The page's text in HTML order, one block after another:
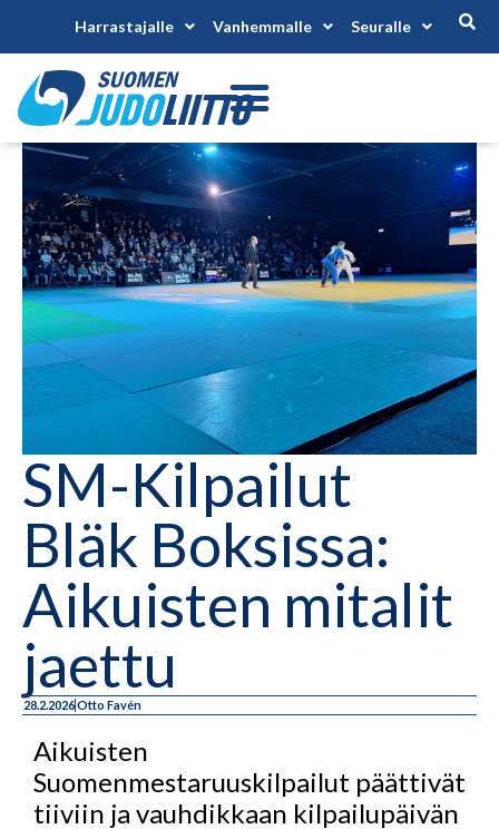
Harrastajalle Vanhemmalle Seuralle
SM-Kilpailut
Bläk Boksissa:
Aikuisten mitalit
jaettu
28.2.2026Otto Favén
Aikuisten
Suomenmestaruuskilpailut päättivät
tiiviin ja vauhdikkaan kilpailupäivän